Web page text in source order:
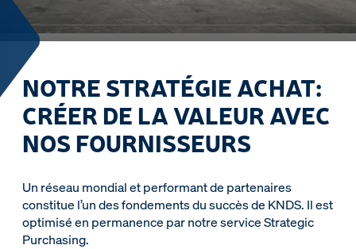
NOTRE STRATÉGIE ACHAT:
CRÉER DE LA VALEUR AVEC
NOS FOURNISSEURS
Un réseau mondial et performant de partenaires
constitue l’un des fondements du succès de KNDS. Il est
optimisé en permanence par notre service Strategic
Purchasing.